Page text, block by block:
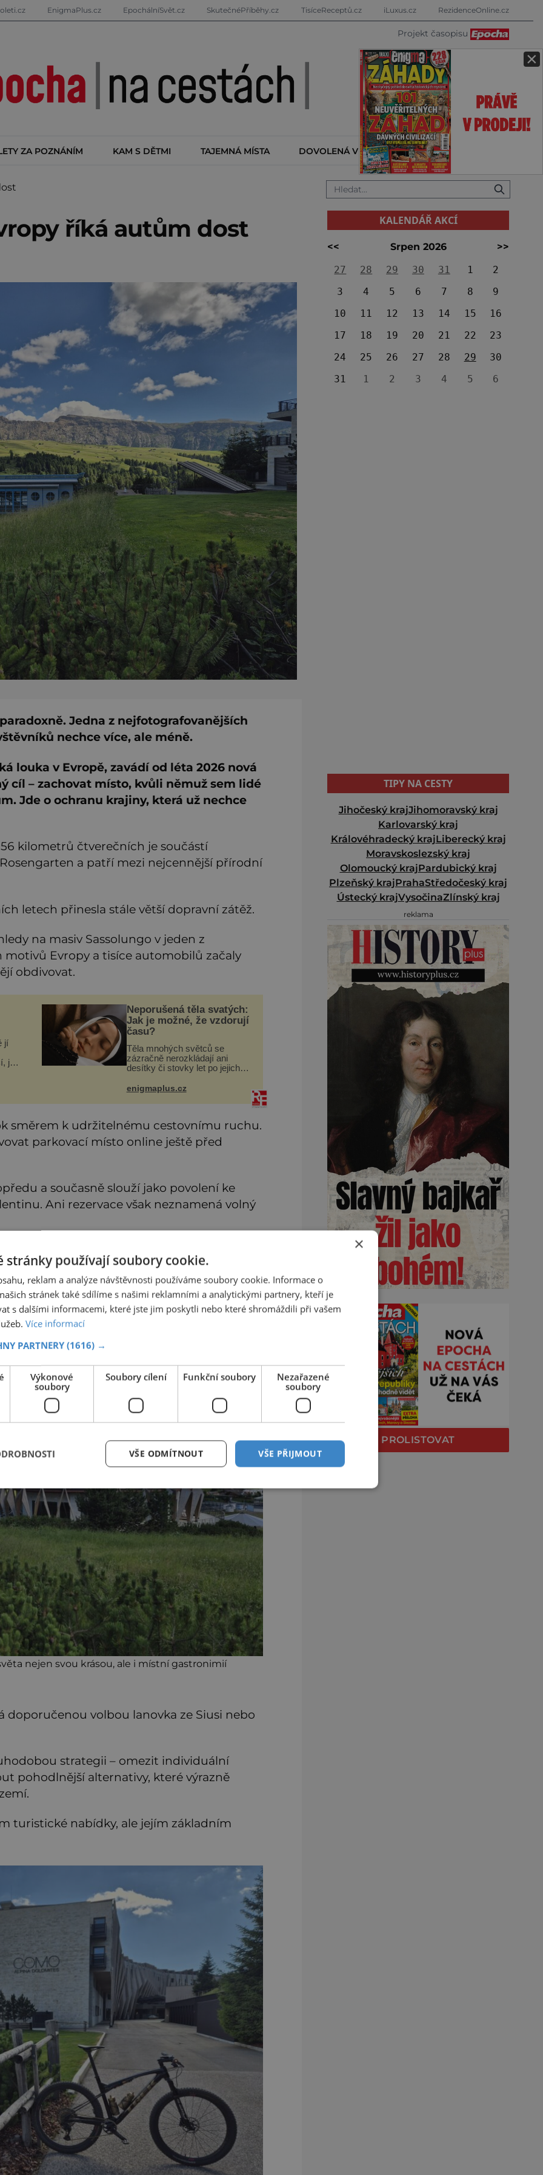
×
EnigmaPlus.cz EpochálníSvět.cz SkutečnéPříběhy.cz TisíceReceptů.cz iLuxus.cz RezidenceOnline.cz
Projekt časopisu
ZA POZNÁNÍM KAM S DĚTMI TAJEMNÁ MÍSTA DOVOLENÁ V ZAHRANIČÍ KALENDÁŘ AKCÍ
říká autům dost
Jedna z nejfotografovanějších
nechce více, ale méně.
louka v Evropě, zavádí od léta 2026 nová
cíl – zachovat místo, kvůli němuž sem lidé
Jde o ochranu krajiny, která už nechce
kilometrů čtverečních je součástí
a patří mezi nejcennější přírodní
letech přinesla stále větší dopravní zátěž.
na masiv Sassolungo v jeden z
Evropy a tisíce automobilů začaly
obdivovat.
jí
jak
Neporušená těla svatých:
Jak je možné, že vzdorují
času?
Těla mnohých světců se
zázračně nerozkládají ani
desítky či stovky let po jejich
nebylo provedeno balzamování
Neporušené ostatky bývají
enigmaplus.cz
směrem k udržitelnému cestovnímu ruchu.
parkovací místo online ještě před
a současně slouží jako povolení ke
Ani rezervace však neznamená volný
uzavřena každý den mezi 9.00 a 17.00
plošinu vyjet před devátou ranní. Sjezd
nejen svou krásou, ale i místní gastronimií
doporučenou volbou lanovka ze Siusi nebo
strategii – omezit individuální
pohodlnější alternativy, které výrazně
turistické nabídky, ale jejím základním
KALENDÁŘ AKCÍ
<< Srpen 2026
>>
27
28 29 30 31 1
2
3
4 5 6 7 8
9
10
11 12 13 14 15
16
17
18 19 20 21 22
23
24
25 26 27 28 29
30
31
1 2 3 4 5 6
TIPY NA CESTY
Jihočeský krajJihomoravský kraj
Karlovarský kraj
Královéhradecký krajLiberecký kraj
Moravskoslezský kraj
Olomoucký krajPardubický kraj
Plzeňský krajPrahaStředočeský kraj
Ústecký krajVysočinaZlínský kraj
reklama
PROLISTOVAT
×
stránky používají soubory cookie.
reklam a analýze návštěvnosti používáme soubory cookie. Informace o
stránek také sdílíme s našimi reklamními a analytickými partnery, kteří je
s dalšími informacemi, které jste jim poskytli nebo které shromáždili při vašem
Více informací
PARTNERY (1616) →
Výkonové
soubory
Soubory cílení Funkční soubory
Nezařazené
soubory
VŠE PŘIJMOUT
VŠE ODMÍTNOUT